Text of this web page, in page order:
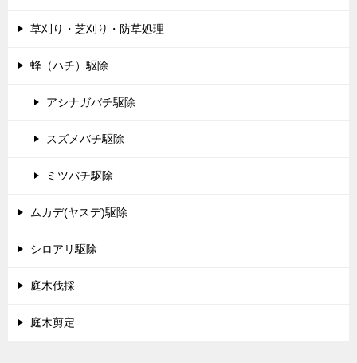
草刈り・芝刈り・防草処理
蜂（ハチ）駆除
アシナガバチ駆除
スズメバチ駆除
ミツバチ駆除
ムカデ(ヤスデ)駆除
シロアリ駆除
庭木伐採
庭木剪定